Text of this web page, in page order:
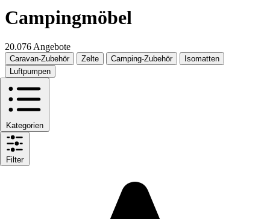
Campingmöbel
20.076 Angebote
Caravan-Zubehör Zelte Camping-Zubehör
Isomatten
Luftpumpen
Kategorien
Filter